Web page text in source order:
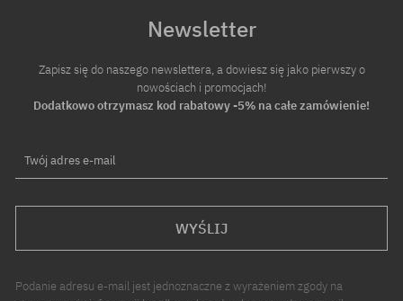
Newsletter
Zapisz się do naszego newslettera, a dowiesz się jako pierwszy o
nowościach i promocjach!
Dodatkowo otrzymasz kod rabatowy -5% na całe zamówienie!
Twój adres e-mail
WYŚLIJ
Podanie adresu e-mail jest jednoznaczne z wyrażeniem zgody na